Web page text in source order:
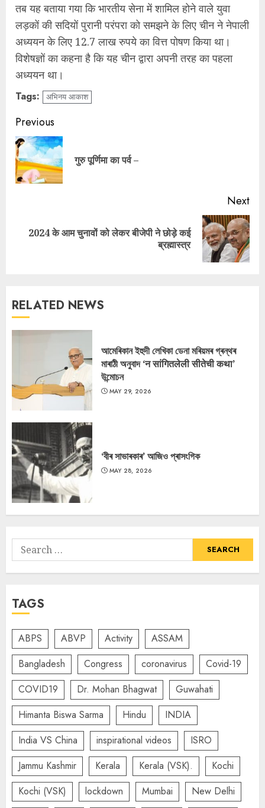
तब यह बताया गया कि भारतीय सेना में शामिल होने वाले युवा
लड़कों की सदियों पुरानी परंपरा को समझने के लिए चीन ने नेपाली
अध्ययन के लिए 12.7 लाख रुपये का वित्त पोषण किया था।
विशेषज्ञों का कहना है कि यह चीन द्वारा अपनी तरह का पहला
अध्ययन था।
Tags: अभिनय आकाश
Continue
Reading
Previous
गुरु पूर्णिमा का पर्व –
Next
Next
2024 के आम चुनावों को लेकर बीजेपी ने छोड़े कई
ब्रह्मास्त्र
RELATED NEWS
আমেৰিকান ইহুদী লেখিকা ডেনা মৰিয়মৰ গ্ৰন্থৰ
মাৰাঠী অনুবাদ ‘न सांगितलेली सीतेची कथा’
উন্মোচন
MAY 29, 2026
‘বীৰ সাভাৰকাৰ’ আজিও প্ৰাসংগিক
MAY 28, 2026
Search
for:
TAGS
ABPS ABVP Activity
ASSAM
Bangladesh
Congress coronavirus
Covid-19
COVID19
Dr. Mohan Bhagwat
Guwahati
Himanta Biswa Sarma
Hindu
INDIA
India VS China
inspirational videos
ISRO
Jammu Kashmir
Kerala Kerala (VSK).
Kochi
Kochi (VSK)
lockdown Mumbai
New Delhi